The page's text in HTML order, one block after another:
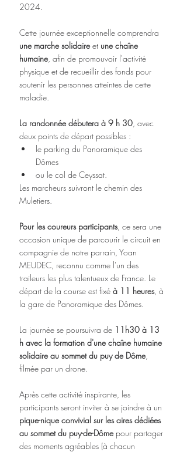
2024.
Cette journée exceptionnelle comprendra
une marche solidaire et une chaîne
humaine, afin de promouvoir l'activité
physique et de recueillir des fonds pour
soutenir les personnes atteintes de cette
maladie.
La randonnée débutera à 9 h 30, avec
deux points de départ possibles :
le parking du Panoramique des
Dômes
ou le col de Ceyssat.
Les marcheurs suivront le chemin des
Muletiers.
Pour les coureurs participants, ce sera une
occasion unique de parcourir le circuit en
compagnie de notre parrain, Yoan
MEUDEC, reconnu comme l'un des
traileurs les plus talentueux de France. Le
départ de la course est fixé à 11 heures, à
la gare de Panoramique des Dômes.
La journée se poursuivra de 11h30 à 13
h avec la formation d'une chaîne humaine
solidaire au sommet du puy de Dôme,
filmée par un drone.
Après cette activité inspirante, les
participants seront inviter à se joindre à un
pique-nique convivial sur les aires dédiées
au sommet du puy-de-Dôme pour partager
des moments agréables (à chacun